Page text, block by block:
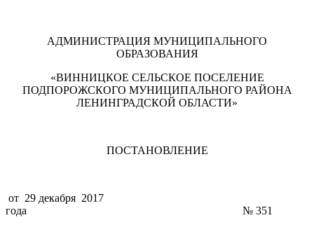
АДМИНИСТРАЦИЯ МУНИЦИПАЛЬНОГО
ОБРАЗОВАНИЯ
«ВИННИЦКОЕ СЕЛЬСКОЕ ПОСЕЛЕНИЕ
ПОДПОРОЖСКОГО МУНИЦИПАЛЬНОГО РАЙОНА
ЛЕНИНГРАДСКОЙ ОБЛАСТИ»
ПОСТАНОВЛЕНИЕ
от 29 декабря 2017
года № 351